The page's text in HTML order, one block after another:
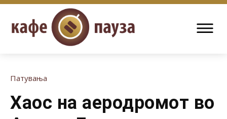
Патувања
Хаос на аеродромот во